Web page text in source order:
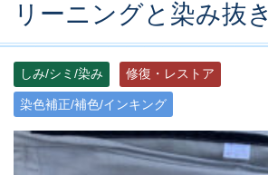
リーニングと染み抜き
しみ/シミ/染み 修復・レストア
染色補正/補色/インキング